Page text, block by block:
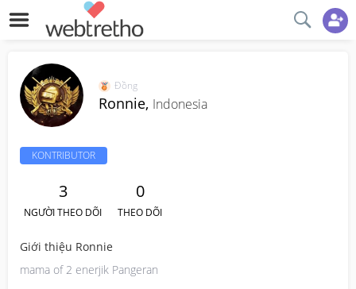
Đồng
Ronnie, Indonesia
KONTRIBUTOR
3
NGƯỜI THEO DÕI
0
THEO DÕI
Giới thiệu Ronnie
mama of 2 enerjik Pangeran